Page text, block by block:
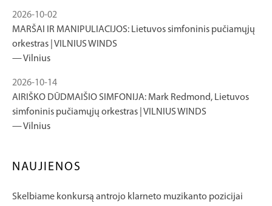
MARŠAI IR MANIPULIACIJOS: Lietuvos simfoninis pučiamųjų
orkestras | VILNIUS WINDS
Vilnius
2026-10-02
AIRIŠKO DŪDMAIŠIO SIMFONIJA: Mark Redmond, Lietuvos
simfoninis pučiamųjų orkestras | VILNIUS WINDS
Vilnius
2026-10-14
NAUJIENOS
Skelbiame konkursą antrojo klarneto muzikanto pozicijai